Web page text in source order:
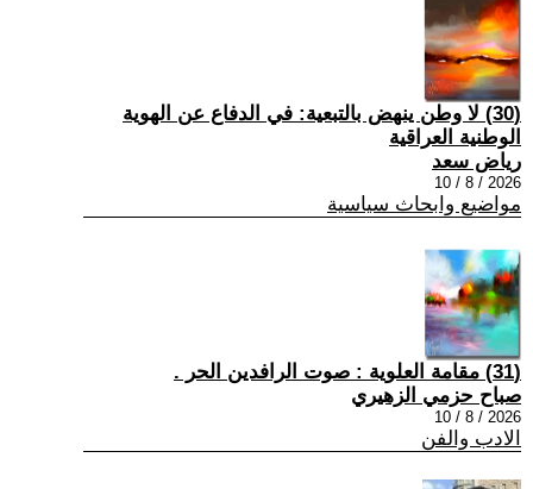
(30) لا وطن ينهض بالتبعية: في الدفاع عن الهوية
الوطنية العراقية
رياض سعد
2026 / 8 / 10
مواضيع وابحاث سياسية
(31) مقامة العلوية : صوت الرافدين الحر .
صباح حزمي الزهيري
2026 / 8 / 10
الادب والفن